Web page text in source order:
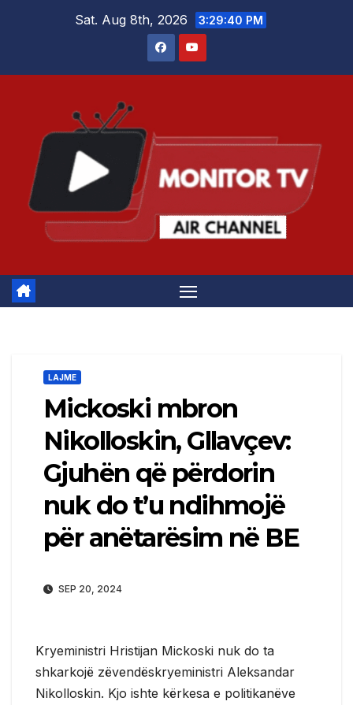
Sat. Aug 8th, 2026 3:29:41 PM
LAJME
Mickoski mbron
Nikolloskin, Gllavçev:
Gjuhën që përdorin
nuk do t’u ndihmojë
për anëtarësim në BE
SEP 20, 2024
Kryeministri Hristijan Mickoski nuk do ta
shkarkojë zëvendëskryeministri Aleksandar
Nikolloskin. Kjo ishte kërkesa e politikanëve